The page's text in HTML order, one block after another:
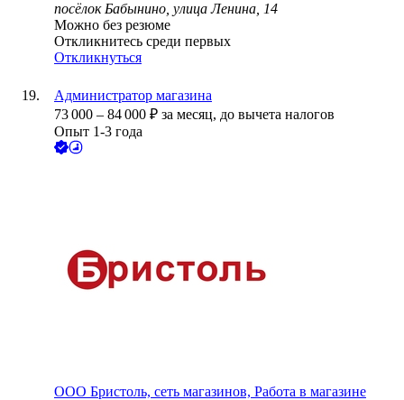
посёлок Бабынино, улица Ленина, 14
Можно без резюме
Откликнитесь среди первых
Откликнуться
Администратор магазина
73 000 – 84 000 ₽ за месяц, до вычета налогов
Опыт 1-3 года
ООО Бристоль, сеть магазинов, Работа в магазине